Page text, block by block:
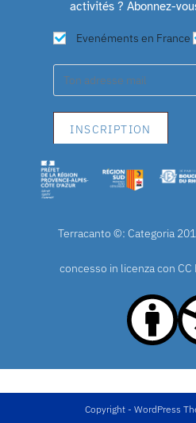
activités ? Abonnez-
Evenéments en France
Terracanto ©: Categoria
concesso in licenza con CC
Copyright - WordPress